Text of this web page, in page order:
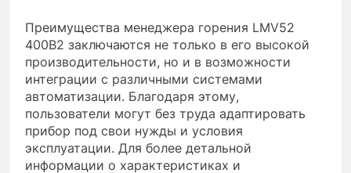
Преимущества менеджера горения LMV52
400B2 заключаются не только в его высокой
производительности, но и в возможности
интеграции с различными системами
автоматизации. Благодаря этому,
пользователи могут без труда адаптировать
прибор под свои нужды и условия
эксплуатации. Для более детальной
информации о характеристиках и